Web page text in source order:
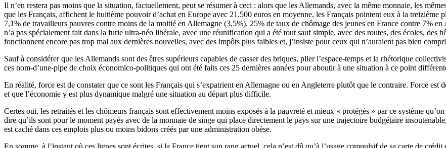
Il n’en restera pas moins que la situation, factuellement, peut se résumer à ceci : alors que les Allemands, avec la même monnaie, les
que les Français, affichent le huitième pouvoir d’achat en Europe avec 21.500 euros en moyenne, les Français pointent eux à la treizième
7,1% de travailleurs pauvres contre moins de la moitié en Allemagne (3,5%), 25% de taux de chômage des jeunes en France contre 7%
n’a pas spécialement fait dans la furie ultra-néo libérale, avec une réunification qui a été tout sauf simple, avec des routes, des écoles,
fonctionnent encore pas trop mal aux dernières nouvelles, avec des impôts plus faibles et, j’insiste pour ceux qui n’auraient pas bien
Sauf à considérer que les Allemands sont des êtres supérieurs capables de casser des briques, plier l’espace-temps et la rhétorique
ces nom-d’une-pipe de choix économico-politiques qui ont été faits ces 25 dernières années pour aboutir à une situation à ce point
En réalité, force est de constater que ce sont les Français qui s’expatrient en Allemagne ou en Angleterre plutôt que le contraire. Force
et que l’économie y est plus dynamique malgré une situation au départ plus difficile.
Certes oui, les retraités et les chômeurs français sont effectivement moins exposés à la pauvreté et mieux « protégés » par ce système
dire qu’ils sont pour le moment payés avec de la monnaie de singe qui place directement le pays sur une trajectoire budgétaire
est caché dans ces emplois plus ou moins bidons créés par une administration obèse.
En somme, à l’instant où ces lignes sont écrites, si la France tient son rang actuel, cela n’est dû qu’à l’usage compulsif de sa carte de